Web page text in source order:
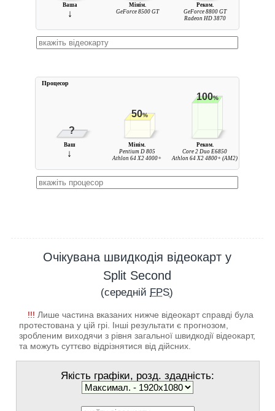
Ваша
↓
Мінім.
GeForce 8500 GT
Реком.
GeForce 8800 GT
Radeon HD 3870
?
50%
100%
Ваш
↓
Мінім.
Pentium D 805
Athlon 64 X2 4000+
Реком.
Core 2 Duo E6850
Athlon 64 X2 4800+ (AM2)
Процесор
Очікувана швидкодія відеокарт у
Split Second
(середній FPS)
!!! Лише частина вказаних нижче відеокарт справді була
протестована у цій грі. Інші результати є прогнозом,
зробленим виходячи з рівня загальної швидкодії відеокарт,
та можуть суттєво відрізнятися від дійсних.
Якість графіки, розд. здадність: